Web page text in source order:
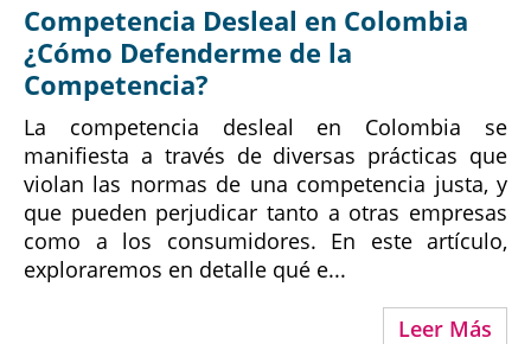
Competencia Desleal en Colombia
¿Cómo Defenderme de la
Competencia?
La competencia desleal en Colombia se
manifiesta a través de diversas prácticas que
violan las normas de una competencia justa, y
que pueden perjudicar tanto a otras empresas
como a los consumidores. En este artículo,
exploraremos en detalle qué e...
Leer Más